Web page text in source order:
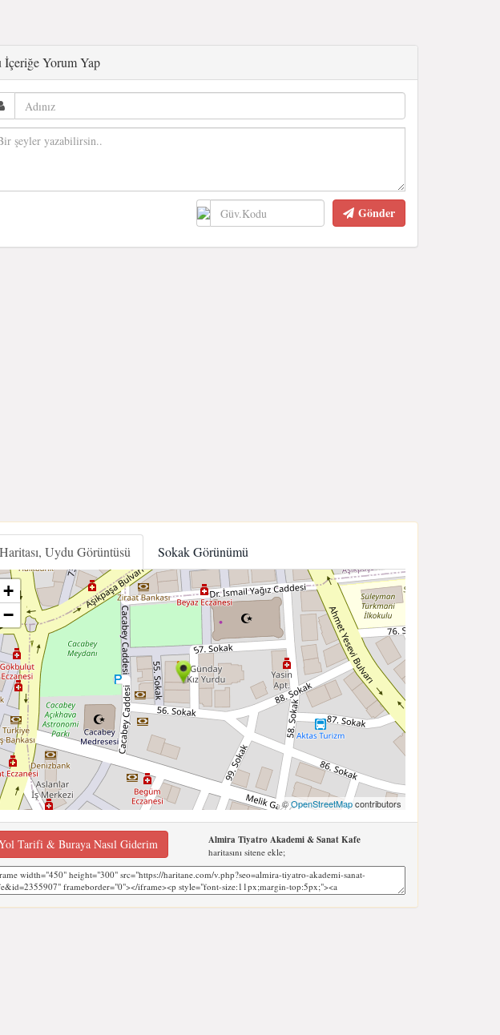
İçeriğe Yorum Yap
Gönder
Haritası, Uydu Görüntüsü Sokak Görünümü
+
−
©OpenStreetMapcontributors
Tarifi & Buraya Nasıl Giderim Almira Tiyatro Akademi & Sanat Kafe
haritasını sitene ekle;